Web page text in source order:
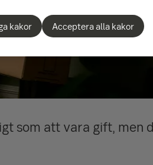
som att vara gift, men
kakor Acceptera alla kakor